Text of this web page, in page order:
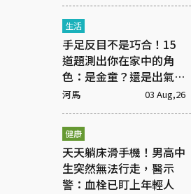
生活
手足反目不是巧合！15
道題測出你在家中的角
色：是金童？還是出氣
筒？
河馬 03 Aug,26
健康
天天躺床滑手機！男高中
生突然無法行走，醫示
警：血栓已盯上年輕人